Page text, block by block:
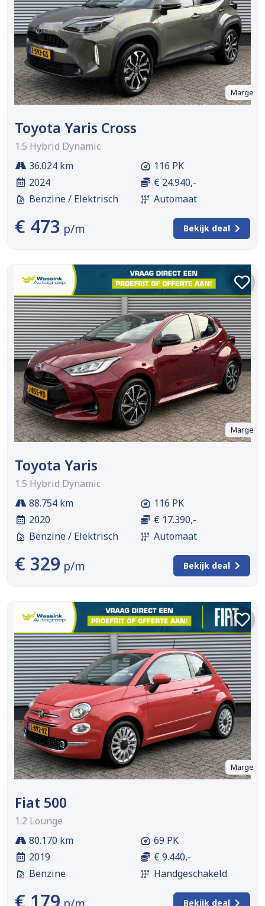
Marge
Toyota Yaris Cross
1.5 Hybrid Dynamic
36.024 km
2024
Benzine / Elektrisch
116 PK
€ 24.940,-
Automaat
€ 473 p/m Bekijk deal
Marge
Toyota Yaris
1.5 Hybrid Dynamic
88.754 km
2020
Benzine / Elektrisch
116 PK
€ 17.390,-
Automaat
€ 329 p/m Bekijk deal
Marge
Fiat 500
1.2 Lounge
80.170 km
2019
Benzine
69 PK
€ 9.440,-
Handgeschakeld
€ 179 Bekijk deal